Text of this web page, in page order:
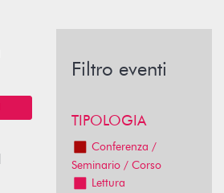
Filtro eventi
TIPOLOGIA
Conferenza /
Seminario / Corso
Lettura